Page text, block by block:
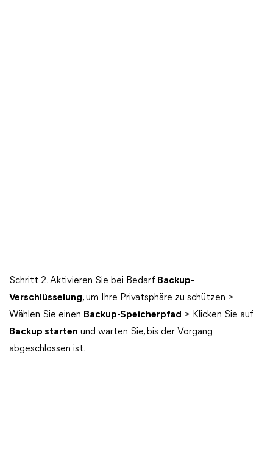
Schritt 2. Aktivieren Sie bei Bedarf Backup-
Verschlüsselung, um Ihre Privatsphäre zu schützen >
Wählen Sie einen Backup-Speicherpfad > Klicken Sie auf
Backup starten und warten Sie, bis der Vorgang
abgeschlossen ist.